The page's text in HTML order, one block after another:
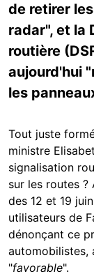
de retirer
radar", et la
routière
aujourd'hui
les
Tout juste
ministre
signalisation
sur les routes
des 12 et 19
utilisateurs de
dénonçant ce
automobilistes,
"favorable".